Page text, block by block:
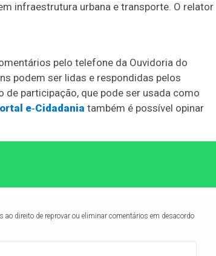
infraestrutura urbana e transporte. O relator
pelo telefone da Ouvidoria do
podem ser lidas e respondidas pelos
de participação, que pode ser usada como
e‑Cidadania também é possível opinar
direito de reprovar ou eliminar comentários em desacordo